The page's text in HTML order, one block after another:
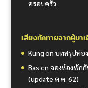
ครอบครัว
เสียงทักทายจากผู้มา
Kung on บทสรุปท่อง
Bas on จองห้องพักกั
(update ต.ค. 62)